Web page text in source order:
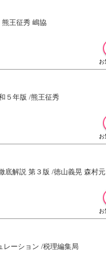
王征秀 嶋協
５年版 /熊王征秀
底解説 第３版 /徳山義晃 森村元
レーション /税理編集局